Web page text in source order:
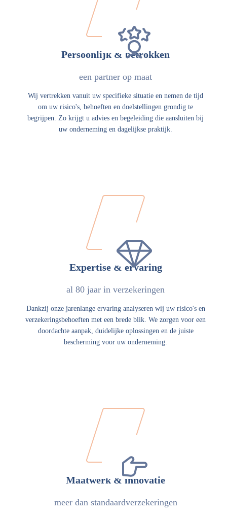
Persoonlijk & betrokken
een partner op maat
Wij vertrekken vanuit uw specifieke situatie en nemen de tijd
om uw risico's, behoeften en doelstellingen grondig te
begrijpen. Zo krijgt u advies en begeleiding die aansluiten bij
uw onderneming en dagelijkse praktijk.
Expertise & ervaring
al 80 jaar in verzekeringen
Dankzij onze jarenlange ervaring analyseren wij uw risico's en
verzekeringsbehoeften met een brede blik. We zorgen voor een
doordachte aanpak, duidelijke oplossingen en de juiste
bescherming voor uw onderneming.
Maatwerk & innovatie
meer dan standaardverzekeringen